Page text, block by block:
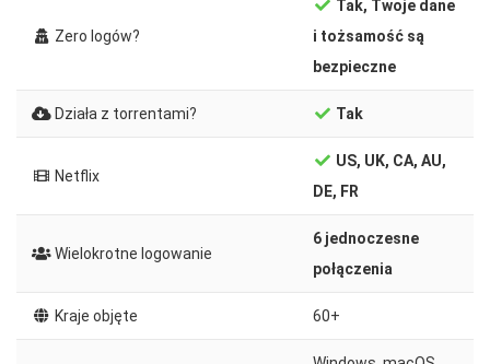
Zero logów?
Tak, Twoje dane
i tożsamość są
bezpieczne
Działa z torrentami? Tak
Netflix
US, UK, CA, AU,
DE, FR
Wielokrotne logowanie
6 jednoczesne
połączenia
Kraje objęte 60+